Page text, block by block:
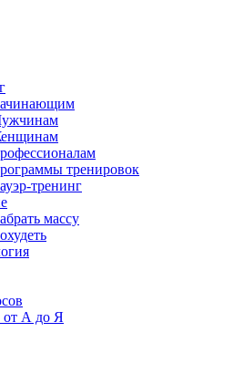
тренировок
тренинг
массу
от А до Я